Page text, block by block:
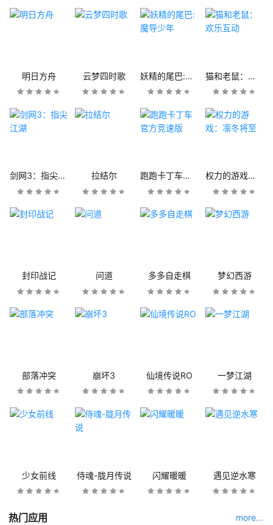
明日方舟 云梦四时歌 妖精的尾巴:魔导少年 猫和老鼠：欢乐互动
剑网3：指尖江湖 拉结尔 跑跑卡丁车官方竞速版 权力的游戏：凛冬将至
封印战记 问道 多多自走棋 梦幻西游
部落冲突 崩坏3 仙境传说RO 一梦江湖
少女前线 侍魂-胧月传说 闪耀暖暖 遇见逆水寒
热门应用 more...